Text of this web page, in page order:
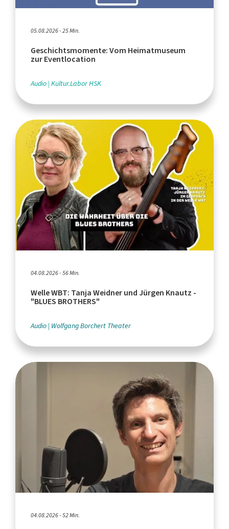
05.08.2026 - 25 Min.
Geschichtsmomente: Vom Heimatmuseum
zur Eventlocation
Audio Kultur.Labor HSK
04.08.2026 - 56 Min.
Welle WBT: Tanja Weidner und Jürgen Knautz -
"BLUES BROTHERS"
Audio Wolfgang Borchert Theater
04.08.2026 - 52 Min.